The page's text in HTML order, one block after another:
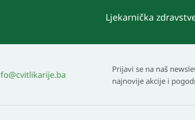
Ljekarnička
Prijavi se na naš
najnovije akcije i